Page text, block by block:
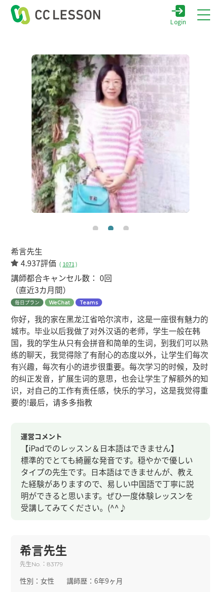
Login
希言先生
4.937評価 ( 1071 )
講師都合キャンセル数：0回
（直近3カ月間）
毎日プラン WeChat Teams
你好，我的家在黑龙江省哈尔滨市，这是一座很有魅力的
城市。毕业以后我做了对外汉语的老师，学生一般在韩
国，我的学生从只有会拼音和简单的生词，到我们可以熟
练的聊天，我觉得除了有耐心的态度以外，让学生们每次
有兴趣，每次有小的进步很重要。每次学习的时候，及时
的纠正发音，扩展生词的意思，也会让学生了解额外的知
识，对自己的工作有责任感，快乐的学习，这是我觉得重
要的!最后，请多多指教
運営コメント
【iPadでのレッスン＆日本語はできません】
標準的でとても綺麗な発音です。穏やかで優しい
タイプの先生です。日本語はできませんが、教え
た経験がありますので、易しい中国語で丁寧に説
明ができると思います。ぜひ一度体験レッスンを
受講してみてください。(^^♪
希言先生
先生No. ：83179
性別：女性 講師歴：6年9ヶ月